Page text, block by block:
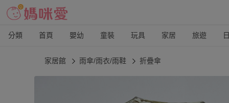
分類 首頁 嬰幼 童裝 玩具 家居 旅遊
家居館 雨傘/雨衣/雨鞋 折疊傘